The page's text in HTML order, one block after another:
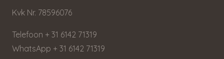
Kvk Nr. 78596076
Telefoon + 31 6142 71319
WhatsApp + 31 6142 71319